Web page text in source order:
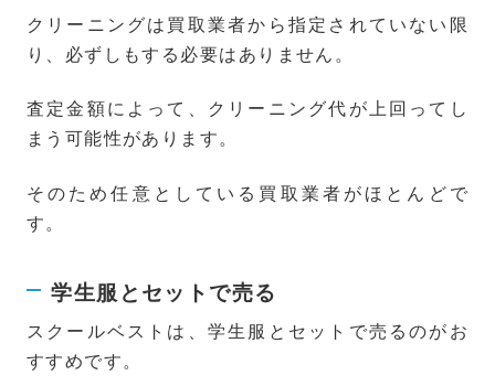
クリーニングは買取業者から指定されていない限
り、必ずしもする必要はありません。
査定金額によって、クリーニング代が上回ってし
まう可能性があります。
そのため任意としている買取業者がほとんどで
す。
学生服とセットで売る
スクールベストは、学生服とセットで売るのがお
すすめです。